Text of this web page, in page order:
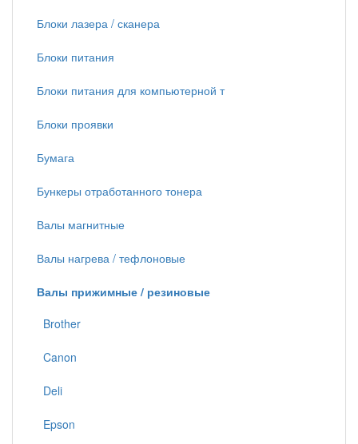
Блоки лазера / сканера
Блоки питания
Блоки питания для компьютерной т
Блоки проявки
Бумага
Бункеры отработанного тонера
Валы магнитные
Валы нагрева / тефлоновые
Валы прижимные / резиновые
Brother
Canon
Deli
Epson